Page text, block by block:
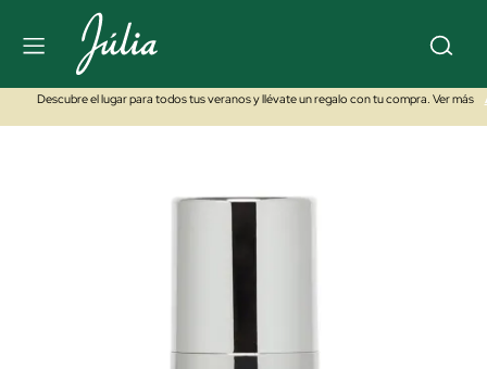
Descubre el lugar para todos tus veranos y llévate un regalo con tu compra. Ver más